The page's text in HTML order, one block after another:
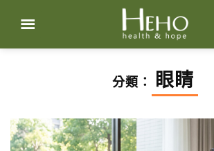
content
分類： 眼睛